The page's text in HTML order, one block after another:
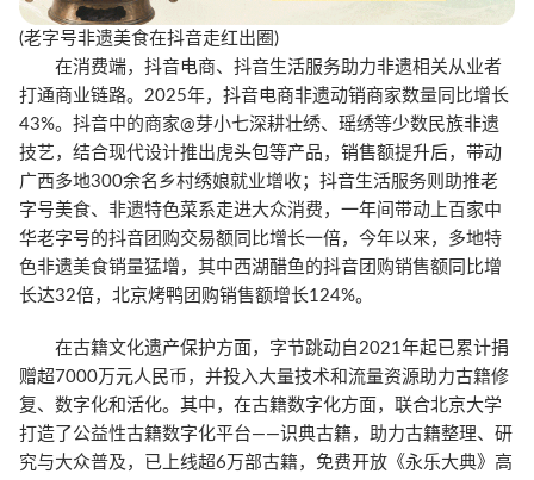
(老字号非遗美食在抖音走红出圈)
在消费端，抖音电商、抖音生活服务助力非遗相关从业者
打通商业链路。2025年，抖音电商非遗动销商家数量同比增长
43%。抖音中的商家@芽小七深耕壮绣、瑶绣等少数民族非遗
技艺，结合现代设计推出虎头包等产品，销售额提升后，带动
广西多地300余名乡村绣娘就业增收；抖音生活服务则助推老
字号美食、非遗特色菜系走进大众消费，一年间带动上百家中
华老字号的抖音团购交易额同比增长一倍，今年以来，多地特
色非遗美食销量猛增，其中西湖醋鱼的抖音团购销售额同比增
长达32倍，北京烤鸭团购销售额增长124%。
在古籍文化遗产保护方面，字节跳动自2021年起已累计捐
赠超7000万元人民币，并投入大量技术和流量资源助力古籍修
复、数字化和活化。其中，在古籍数字化方面，联合北京大学
打造了公益性古籍数字化平台——识典古籍，助力古籍整理、研
究与大众普及，已上线超6万部古籍，免费开放《永乐大典》高